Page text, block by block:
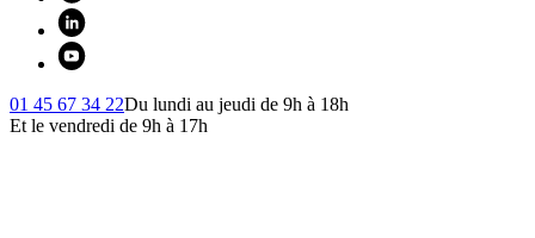
01 45 67 34 22Du lundi au jeudi de 9h à 18h
Et le vendredi de 9h à 17h